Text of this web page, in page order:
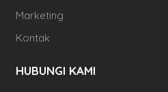
Marketing
Kontak
HUBUNGI KAMI